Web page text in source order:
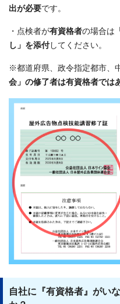
出が必要です。
・点検者が有資格者の場合は
し」を添付してください。
※都道府県、政令指定都市、
会」の修了者は有資格者では
自社に『有資格者』がい